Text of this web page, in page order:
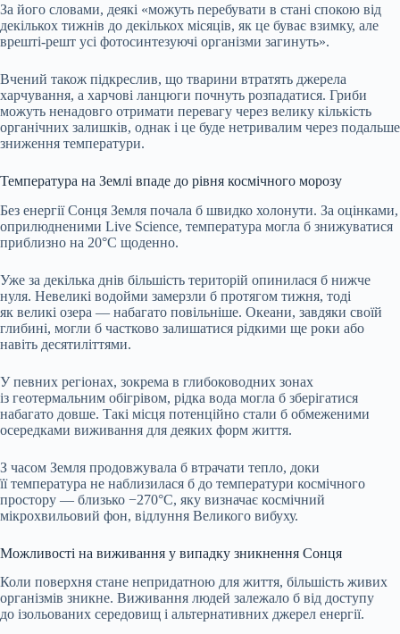
За його словами, деякі «можуть перебувати в стані спокою від
декількох тижнів до декількох місяців, як це буває взимку, але
врешті-решт усі фотосинтезуючі організми загинуть».
Вчений також підкреслив, що тварини втратять джерела
харчування, а харчові ланцюги почнуть розпадатися. Гриби
можуть ненадовго отримати перевагу через велику кількість
органічних залишків, однак і це буде нетривалим через подальше
зниження температури.
Температура на Землі впаде до рівня космічного морозу
Без енергії Сонця Земля почала б швидко холонути. За оцінками,
оприлюдненими Live Science, температура могла б знижуватися
приблизно на 20°C щоденно.
Уже за декілька днів більшість територій опинилася б нижче
нуля. Невеликі водойми замерзли б протягом тижня, тоді
як великі озера — набагато повільніше. Океани, завдяки своїй
глибині, могли б частково залишатися рідкими ще роки або
навіть десятиліттями.
У певних регіонах, зокрема в глибоководних зонах
із геотермальним обігрівом, рідка вода могла б зберігатися
набагато довше. Такі місця потенційно стали б обмеженими
осередками виживання для деяких форм життя.
З часом Земля продовжувала б втрачати тепло, доки
її температура не наблизилася б до температури космічного
простору — близько −270°C, яку визначає космічний
мікрохвильовий фон, відлуння Великого вибуху.
Можливості на виживання у випадку зникнення Сонця
Коли поверхня стане непридатною для життя, більшість живих
організмів зникне. Виживання людей залежало б від доступу
до ізольованих середовищ і альтернативних джерел енергії.